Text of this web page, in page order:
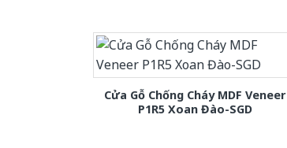
Cửa Gỗ Chống Cháy MDF Veneer
P1R5 Xoan Đào-SGD